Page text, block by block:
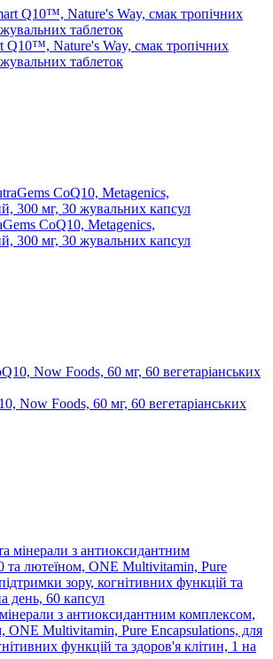
Q10™, Nature's Way, смак тропічних
таблеток
CoQ10, Metagenics,
300 мг, 30 жувальних капсул
Now Foods, 60 мг, 60 вегетаріанських
з антиоксидантним комплексом,
ONE Multivitamin, Pure Encapsulations, для
функцій та здоров'я клітин, 1 на